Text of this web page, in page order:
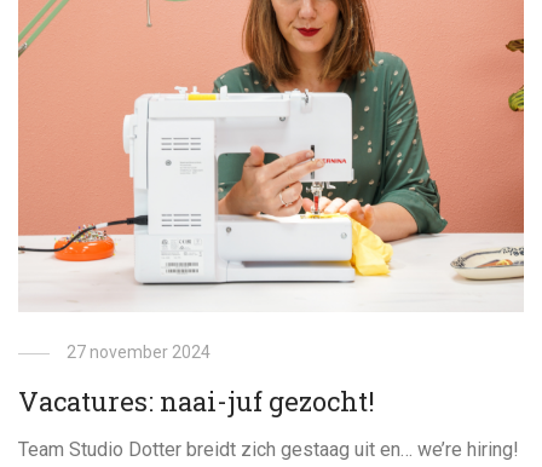
27 november 2024
Vacatures: naai-juf gezocht!
Team Studio Dotter breidt zich gestaag uit en… we’re hiring!